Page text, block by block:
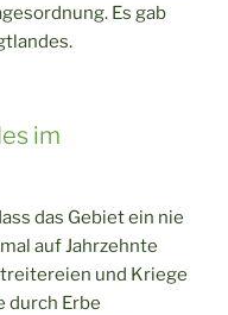
Es gab
im
das Gebiet ein nie
auf Jahrzehnte
und Kriege
durch Erbe